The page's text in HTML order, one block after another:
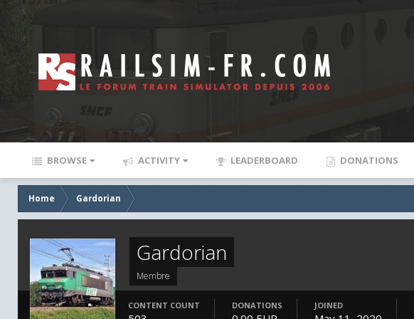
BROWSE ACTIVITY LEADERBOARD DONATIONS
Home Gardorian
Gardorian
Membre
CONTENT COUNT DONATIONS JOINED